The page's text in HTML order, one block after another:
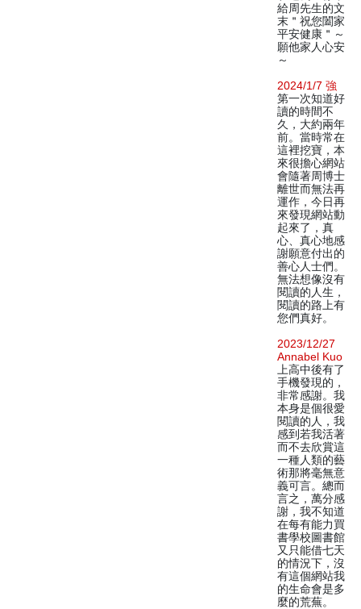
給周先生的文
末＂祝您闔家
平安健康＂～
願他家人心安
～
2024/1/7 強
第一次知道好
讀的時間不
久，大約兩年
前。當時常在
這裡挖寶，本
來很擔心網站
會隨著周博士
離世而無法再
運作，今日再
來發現網站動
起來了，真
心、真心地感
謝願意付出的
善心人士們。
無法想像沒有
閱讀的人生，
閱讀的路上有
您們真好。
2023/12/27
Annabel Kuo
上高中後有了
手機發現的，
非常感謝。我
本身是個很愛
閱讀的人，我
感到若我活著
而不去欣賞這
一種人類的藝
術那將毫無意
義可言。總而
言之，萬分感
謝，我不知道
在每有能力買
書學校圖書館
又只能借七天
的情況下，沒
有這個網站我
的生命會是多
麼的荒蕪。